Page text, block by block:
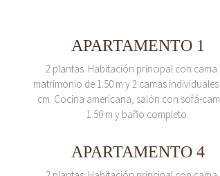
APARTAMENTO 1
2 plantas. Habitación principal con cama
matrimonio de 1.50 m y 2 camas individuales
cm. Cocina americana, salón con sofá-
1.50 m y baño completo.
APARTAMENTO 4